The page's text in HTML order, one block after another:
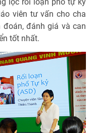
viên tư vấn cho cha
đánh giá và can
tốt nhất.